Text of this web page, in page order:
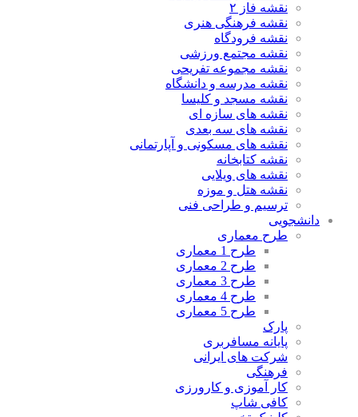
نقشه فاز ۲
نقشه فرهنگی هنری
نقشه فرودگاه
نقشه مجتمع ورزشی
نقشه مجموعه تفریحی
نقشه مدرسه و دانشگاه
نقشه مسجد و کلیسا
نقشه های سازه ای
نقشه های سه بعدی
نقشه های مسکونی و آپارتمانی
نقشه کتابخانه
نقشه های ویلایی
نقشه هتل و موزه
ترسیم و طراحی فنی
دانشجویی
طرح معماری
طرح 1 معماری
طرح 2 معماری
طرح 3 معماری
طرح 4 معماری
طرح 5 معماری
پارک
پایانه مسافربری
شرکت های ایرانی
فرهنگی
کار آموزی و کارورزی
کافی شاپ